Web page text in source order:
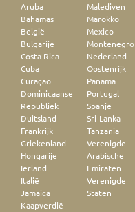
Aruba
Bahamas
België
Bulgarije
Costa Rica
Cuba
Curaçao
Dominicaanse
Republiek
Duitsland
Frankrijk
Griekenland
Hongarije
Ierland
Italië
Jamaica
Kaapverdië
Malediven
Marokko
Mexico
Montenegro
Nederland
Oostenrijk
Panama
Portugal
Spanje
Sri-Lanka
Tanzania
Verenigde
Arabische
Emiraten
Verenigde
Staten